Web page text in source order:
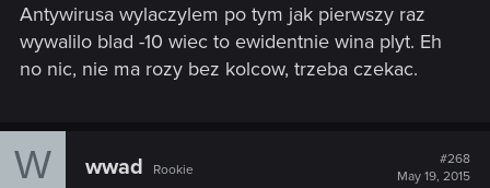
Antywirusa wylaczylem po tym jak pierwszy raz
wywalilo blad -10 wiec to ewidentnie wina plyt. Eh
no nic, nie ma rozy bez kolcow, trzeba czekac.
W wwad Rookie
#268
May 19, 2015